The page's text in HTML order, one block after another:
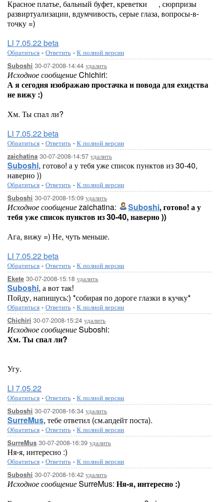
Красное платье, бальный буфет, креветки
, сюрпризы
развиртуализации, вдумчивость, серые глаза, вопросы-в-
точку =)
LI 7.05.22 beta
Обратиться - Ответить - К полной версии
Suboshi 30-07-2008-14:44 удалить
Исходное сообщениеChichiri:
А я сегодня изображаю простачка и повода для ехидства
не вижу :)
Хм. Ты спал ли?
LI 7.05.22 beta
Обратиться - Ответить - К полной версии
zaichatina 30-07-2008-14:57 удалить
Suboshi, готово! а у тебя уже список пунктов из 30-40,
наверно ))
Обратиться - Ответить - К полной версии
Suboshi 30-07-2008-15:09 удалить
Исходное сообщениеzaichatina: Suboshi, готово! а у
тебя уже список пунктов из 30-40, наверно ))
Ага, вижу =) Не, чуть меньше.
LI 7.05.22 beta
Обратиться - Ответить - К полной версии
Ekete 30-07-2008-15:18 удалить
Suboshi, а вот так!
Пойду, напишусь:) *собирая по дороге глазки в кучку*
Обратиться - Ответить - К полной версии
Chichiri 30-07-2008-15:24 удалить
Исходное сообщениеSuboshi:
Хм. Ты спал ли?
Угу.
LI 7.05.22
Обратиться - Ответить - К полной версии
Suboshi 30-07-2008-16:34 удалить
SurreMus, тебе ответил (см.апдейт поста).
Обратиться - Ответить - К полной версии
SurreMus 30-07-2008-16:39 удалить
Ня-я, интересно :)
Обратиться - Ответить - К полной версии
Suboshi 30-07-2008-16:42 удалить
Исходное сообщениеSurreMus: Ня-я, интересно :)